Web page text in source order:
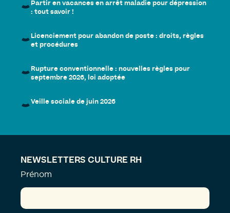
Partir en vacances en arrêt maladie pour dépression
: tout savoir !
Licenciement pour abandon de poste : droits, règles
et procédures
Rupture conventionnelle : nouvelles règles pour
septembre 2026, loi adoptée
Veille sociale de juin 2026
NEWSLETTERS CULTURE RH
Prénom